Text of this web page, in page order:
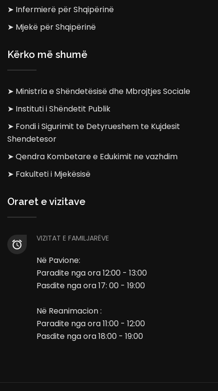
➤ Infermierë për Shqipërinë
➤ Mjekë për Shqipërinë
Kërko më shumë
➤ Ministria e Shëndetësisë dhe Mbrojtjes Sociale
➤ Instituti i Shëndetit Publik
➤ Fondi i Sigurimit te Detyrueshem te Kujdesit
Shendetesor
➤ Qendra Kombetare e Edukimit ne vazhdim
➤ Fakulteti i Mjekësisë
Oraret e vizitave
VIZITAT E FAMILJARËVE
Në Pavione:
Paradite nga ora 12:00 - 13:00
Pasdite nga ora 17: 00 - 19:00
Në Reanimacion :
Paradite nga ora 11:00 - 12:00
Pasdite nga ora 18:00 - 19:00